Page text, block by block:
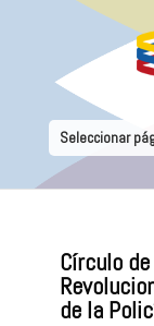
Seleccionar
Círculo
de la